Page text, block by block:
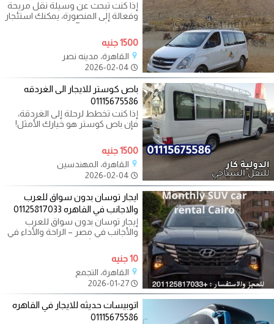
إذا كنت تبحث عن وسيلة نقل مريحة
وفعالة إلى المنصورة، يمكنك استئجار
سيارة اتش وان 7 راكب. توفر هذه
1500 جنيه
القاهرة، مدينه نصر
باص كوستر للايجار الى الغردقه
01115675586
إذا كنت تخطط لرحلة إلى الغردقة،
فإن باص كوستر هو خيارك الأمثل!
يتميز باص كوستر بالراحة والمساحة
1500 جنيه
القاهرة، المهندسين
ايجار توسان بدون سواق للعرب
والاجانب في القاهره 01125817033
إيجار توسان بدون سواق للعرب
والأجانب في مصر – الراحة والأداء في
سيارة واحدة يُعد إيجار سيارة
10 جنيه
القاهرة، التجمع
2026-01-27
اتوبيسات حديثه للايجار في القاهره
01115675586